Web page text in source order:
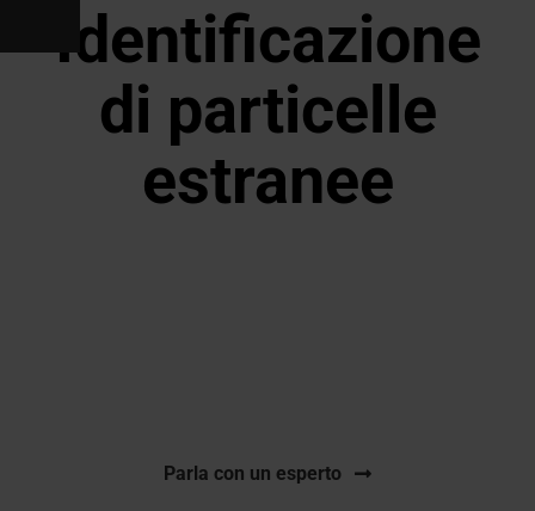
Identificazione
di particelle
estranee
Parla con un esperto